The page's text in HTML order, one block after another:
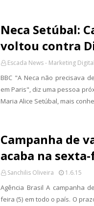
Neca Setúbal:
voltou contra
Escada News - Marketing Digital
BBC "A Neca não precisava
em Paris", diz uma pessoa
Maria Alice Setúbal, mais
Campanha de
acaba na
Sanchilis Oliveira 1.6.15
Agência Brasil A campanha
feira (5) em todo o país. O